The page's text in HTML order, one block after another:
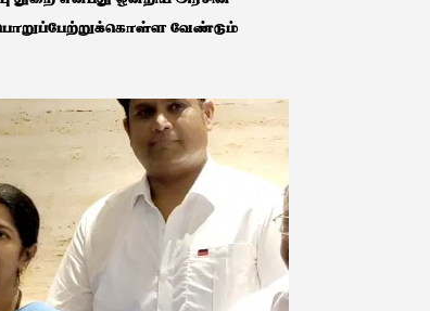
பொறுப்பேற்றுக்கொள்ள வேண்டும்